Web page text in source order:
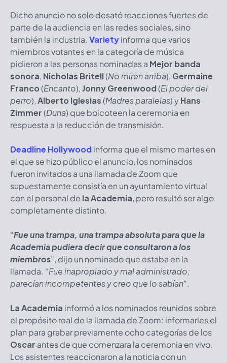
Dicho anuncio no solo desató reacciones fuertes de
parte de la audiencia en las redes sociales, sino
también la industria. Varietyinforma que varios
miembros votantes en la categoría de música
pidieron a las personas nominadas a Mejor banda
sonora, Nicholas Britell(No miren arriba), Germaine
Franco(Encanto),Jonny Greenwood(El poder del
perro),Alberto Iglesias(Madres paralelas) yHans
Zimmer(Duna) que boicoteen la ceremonia en
respuesta a la reducción de transmisión.
Deadline Hollywoodinforma que el mismo martes en
el que se hizo público el anuncio, los nominados
fueron invitados a una llamada de Zoom que
supuestamente consistía en un ayuntamiento virtual
con el personal de la Academia, pero resultó ser algo
completamente distinto.
“Fue una trampa, una trampa absoluta para que la
Academia pudiera decir que consultaron a los
miembros”, dijo un nominado que estaba en la
llamada. “Fue inapropiado y mal administrado;
parecían incompetentes y creo que lo sabían”.
La Academia informó a los nominados reunidos sobre
el propósito real de la llamada de Zoom: informarles el
plan para grabar previamente ocho categorías de los
Oscar antes de que comenzara la ceremonia en vivo.
Los asistentes reaccionaron a la noticia con un